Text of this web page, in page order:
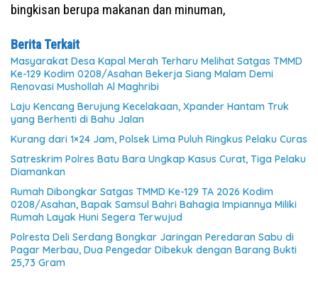
bingkisan berupa makanan dan minuman,
Berita Terkait
Masyarakat Desa Kapal Merah Terharu Melihat Satgas TMMD
Ke-129 Kodim 0208/Asahan Bekerja Siang Malam Demi
Renovasi Mushollah Al Maghribi
Laju Kencang Berujung Kecelakaan, Xpander Hantam Truk
yang Berhenti di Bahu Jalan
Kurang dari 1×24 Jam, Polsek Lima Puluh Ringkus Pelaku Curas
Satreskrim Polres Batu Bara Ungkap Kasus Curat, Tiga Pelaku
Diamankan
Rumah Dibongkar Satgas TMMD Ke-129 TA 2026 Kodim
0208/Asahan, Bapak Samsul Bahri Bahagia Impiannya Miliki
Rumah Layak Huni Segera Terwujud
Polresta Deli Serdang Bongkar Jaringan Peredaran Sabu di
Pagar Merbau, Dua Pengedar Dibekuk dengan Barang Bukti
25,73 Gram